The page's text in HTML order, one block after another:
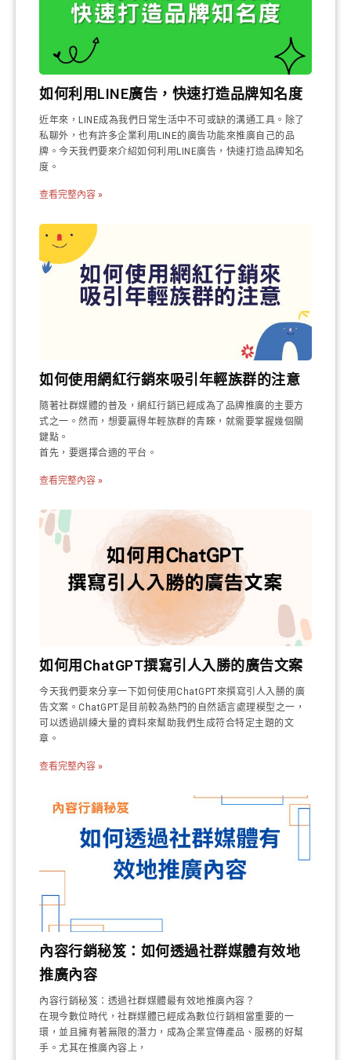
如何利用LINE廣告，快速打造品牌知名度
近年來，LINE成為我們日常生活中不可或缺的溝通工具。除了
私聊外，也有許多企業利用LINE的廣告功能來推廣自己的品
牌。今天我們要來介紹如何利用LINE廣告，快速打造品牌知名
度。
查看完整內容 »
如何使用網紅行銷來吸引年輕族群的注意
隨著社群媒體的普及，網紅行銷已經成為了品牌推廣的主要方
式之一。然而，想要贏得年輕族群的青睞，就需要掌握幾個關
鍵點。
首先，要選擇合適的平台。
查看完整內容 »
如何用ChatGPT撰寫引人入勝的廣告文案
今天我們要來分享一下如何使用ChatGPT來撰寫引人入勝的廣
告文案。ChatGPT是目前較為熱門的自然語言處理模型之一，
可以透過訓練大量的資料來幫助我們生成符合特定主題的文
章。
查看完整內容 »
內容行銷秘笈：如何透過社群媒體有效地
推廣內容
內容行銷秘笈：透過社群媒體最有效地推廣內容？
在現今數位時代，社群媒體已經成為數位行銷相當重要的一
環，並且擁有著無限的潛力，成為企業宣傳產品、服務的好幫
手。尤其在推廣內容上，